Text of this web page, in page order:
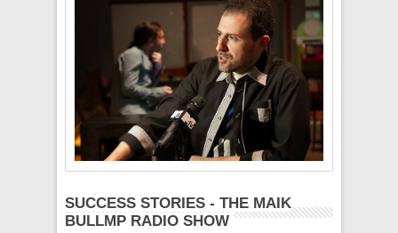
SUCCESS STORIES - THE MAIK
BULLMP RADIO SHOW